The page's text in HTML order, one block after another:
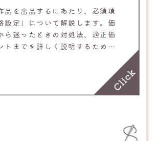
品を出品するにあたり、必須項
設定」について解説します。価
ら迷ったときの対処法、適正価
トまでを詳しく説明するため、